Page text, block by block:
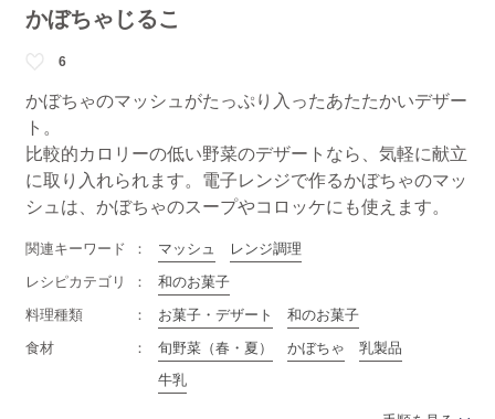
かぼちゃじるこ
6
かぼちゃのマッシュがたっぷり入ったあたたかいデザー
ト。
比較的カロリーの低い野菜のデザートなら、気軽に献立
に取り入れられます。電子レンジで作るかぼちゃのマッ
シュは、かぼちゃのスープやコロッケにも使えます。
関連キーワード マッシュ
レンジ調理
レシピカテゴリ
和のお菓子
料理種類
お菓子・デザート
和のお菓子
食材
旬野菜（春・夏） かぼちゃ
乳製品
牛乳